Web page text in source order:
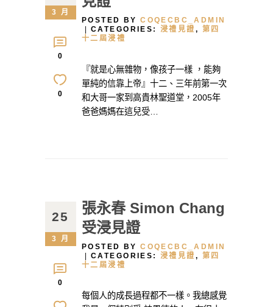
3 月
0
0
POSTED BYCOQECBC_ADMIN
CATEGORIES:浸禮見證, 第四
十二屆浸禮
『就是心無雜物，像孩子一樣 ，能夠
單純的信靠上帝』十二、三年前第一次
和大哥一家到高貴林聖道堂，2005年
爸爸媽媽在這兒受…
25
3 月
0
張永春 Simon Chang
受浸見證
POSTED BYCOQECBC_ADMIN
CATEGORIES:浸禮見證, 第四
十二屆浸禮
每個人的成長過程都不一樣。我總感覺